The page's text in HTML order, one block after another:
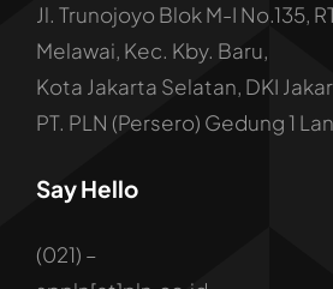
Jl. Trunojoyo Blok M-I No.135,
Melawai, Kec. Kby. Baru,
Kota Jakarta Selatan, DKI
PT. PLN (Persero) Gedung 1
Say Hello
(021) –